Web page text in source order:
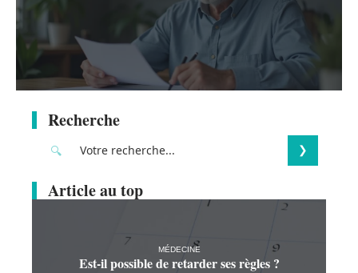
Recherche
Article au top
MÉDECINE
Est-il possible de retarder ses règles ?